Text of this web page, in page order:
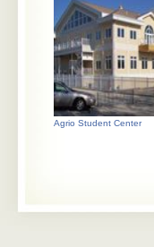
Agrio Student Center